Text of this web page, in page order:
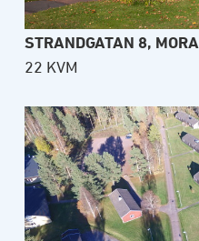
STRANDGATAN 8, MORA
22 KVM